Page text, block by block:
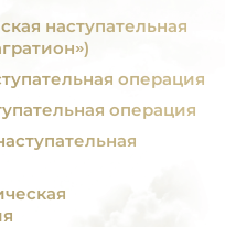
наступательная
операция
операция